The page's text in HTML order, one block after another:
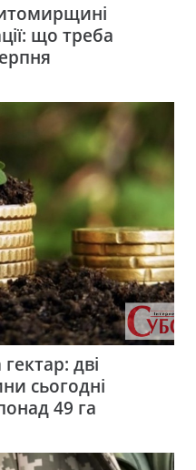
що треба
дві
сьогодні
49 га